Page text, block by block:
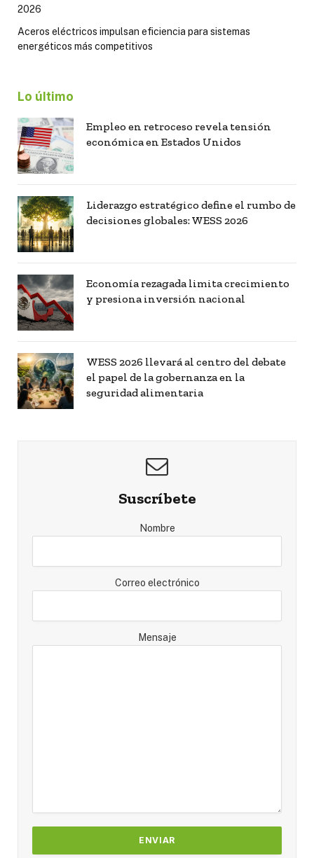
2026
Aceros eléctricos impulsan eficiencia para sistemas
energéticos más competitivos
Lo último
Empleo en retroceso revela tensión
económica en Estados Unidos
Liderazgo estratégico define el rumbo de
decisiones globales: WESS 2026
Economía rezagada limita crecimiento
y presiona inversión nacional
WESS 2026 llevará al centro del debate
el papel de la gobernanza en la
seguridad alimentaria
Suscríbete
Nombre
Correo electrónico
Mensaje